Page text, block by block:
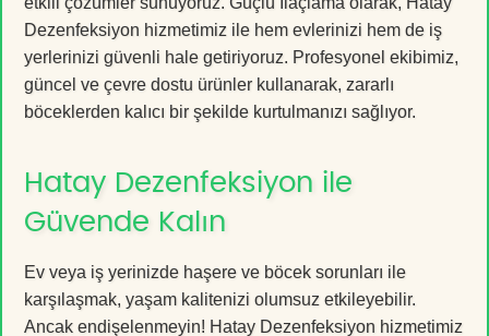
Dezenfeksiyon hizmetimiz ile hem evlerinizi hem de iş
yerlerinizi güvenli hale getiriyoruz. Profesyonel ekibimiz,
güncel ve çevre dostu ürünler kullanarak, zararlı
böceklerden kalıcı bir şekilde kurtulmanızı sağlıyor.
Hatay Dezenfeksiyon ile
Güvende Kalın
Ev veya iş yerinizde haşere ve böcek sorunları ile
karşılaşmak, yaşam kalitenizi olumsuz etkileyebilir.
Ancak endişelenmeyin! Hatay Dezenfeksiyon hizmetimiz